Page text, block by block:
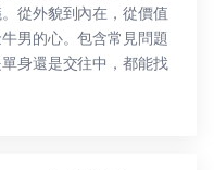
從外貌到內在，從價值
男的心。包含常見問題
身還是交往中，都能找